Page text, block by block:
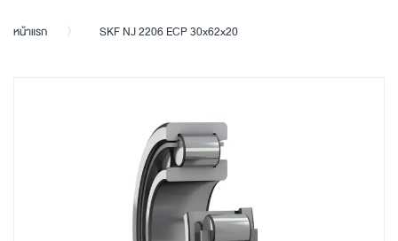
หน้าแรก SKF NJ 2206 ECP 30x62x20
the
end
of
the
images
gallery